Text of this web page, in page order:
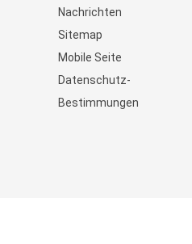
Nachrichten
Sitemap
Mobile Seite
Datenschutz-
Bestimmungen